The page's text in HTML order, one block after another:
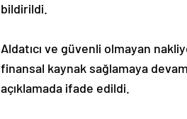
bildirildi.
Aldatıcı ve güvenli olmayan
finansal kaynak sağlamaya
açıklamada ifade edildi.